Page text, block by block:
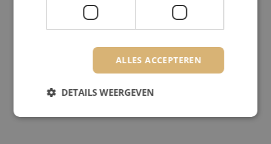
ALLES ACCEPTEREN
DETAILS WEERGEVEN